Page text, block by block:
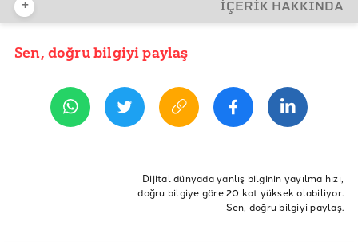
REFERANSLAR
BM Yüksek Komiserliği Sığınmacı Verileri
Göç İdaresi Genel Müdürlüğü Geçici Koruma
İstatistikleri
Türk Kızılayı, “COVID-19’un Sosyal Uyum Yardımı
Programı’ndan Yararlanan Sığınmacı Nüfusuna
+ İÇERİK HAKKINDA
YAYIN TARİHİ
mülteci sığınmacı destek
sağlık
İnsani Yardım koronavirüs bağış
Sen, doğru bilgiyi paylaş
Dijital dünyada yanlış bilginin yayılma hızı,
doğru bilgiye göre 20 kat yüksek olabiliyor.
Sen, doğru bilgiyi paylaş.